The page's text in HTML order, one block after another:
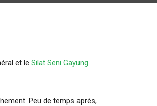
et le Silat Seni Gayung
Peu de temps après,